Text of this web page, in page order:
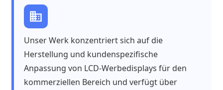
Unser Werk konzentriert sich auf die
Herstellung und kundenspezifische
Anpassung von LCD-Werbedisplays für den
kommerziellen Bereich und verfügt über